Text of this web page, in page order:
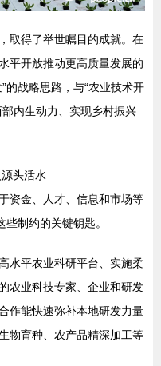
取得了举世瞩目的成就。在
平开放推动更高质量发展的
的战略思路，与“农业技术开
内生动力、实现乡村振兴
头活水
资金、人才、信息和市场等
制约的关键钥匙。
水平农业科研平台、实施柔
农业科技专家、企业和研发
作能快速弥补本地研发力量
物育种、农产品精深加工等